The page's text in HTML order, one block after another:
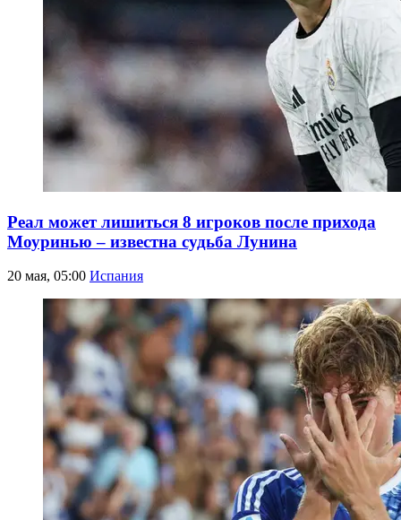
Реал может лишиться 8 игроков после прихода
Моуринью – известна судьба Лунина
20 мая, 05:00 Испания